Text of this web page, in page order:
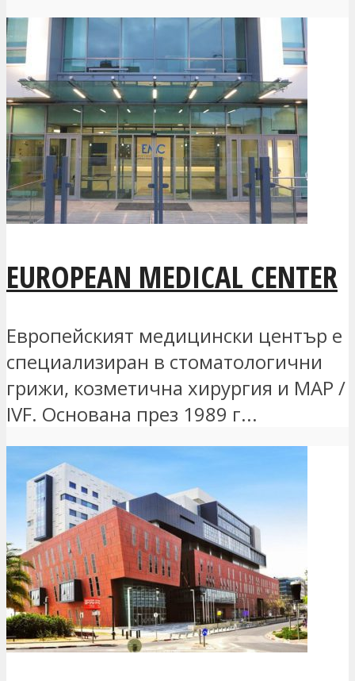
EUROPEAN MEDICAL CENTER
Европейският медицински център е
специализиран в стоматологични
грижи, козметична хирургия и MAP /
IVF. Основана през 1989 г...